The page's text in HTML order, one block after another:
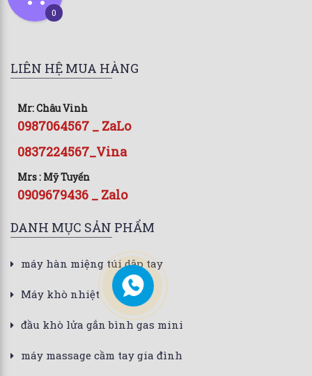
LIÊN HỆ MUA HÀNG
Mr: Châu Vinh
0987064567 _ ZaLo
0837224567_Vina
Mrs : Mỹ Tuyến
0909679436 _ Zalo
DANH MỤC SẢN PHẨM
máy hàn miệng túi dập tay
Máy khò nhiệt
đầu khò lửa gắn bình gas mini
máy massage cầm tay gia đình
0